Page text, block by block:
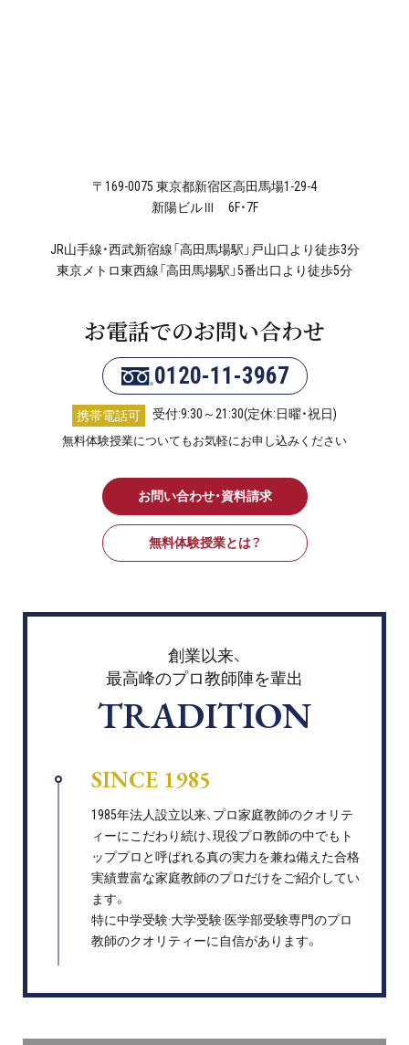
〒169-0075 東京都新宿区高田馬場1-29-4
新陽ビルⅢ 6F・7F
JR山手線・西武新宿線「高田馬場駅」戸山口より徒歩3分
東京メトロ東西線「高田馬場駅」5番出口より徒歩5分
お電話でのお問い合わせ
0120-11-3967
携帯電話可 受付:9:30～21:30(定休:日曜・祝日)
無料体験授業についてもお気軽にお申し込みください
お問い合わせ・資料請求
無料体験授業とは？
創業以来、
最高峰のプロ教師陣を輩出
TRADITION
SINCE 1985
1985年法人設立以来、プロ家庭教師のクオリテ
ィーにこだわり続け、現役プロ教師の中でもト
ッププロと呼ばれる真の実力を兼ね備えた合格
実績豊富な家庭教師のプロだけをご紹介してい
ます。
特に中学受験·大学受験·医学部受験専門のプロ
教師のクオリティーに自信があります。